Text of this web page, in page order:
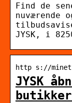
Find de
nuværende
JYSK, i
http s://
JYSK